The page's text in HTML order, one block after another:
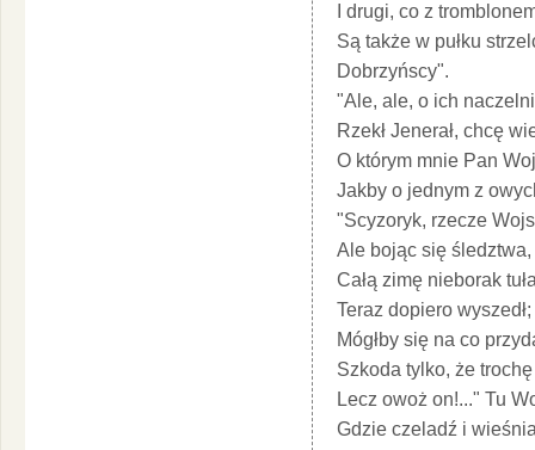
I drugi, co z
Są także w pułku
Dobrzyńscy".
"Ale, ale, o ich
Rzekł Jenerał, chcę
O którym mnie Pan
Jakby o jednym z
"Scyzoryk, rzecze
Ale bojąc się
Całą zimę nieborak
Teraz dopiero
Mógłby się na co
Szkoda tylko, że
Lecz owoż on!..." Tu
Gdzie czeladź i